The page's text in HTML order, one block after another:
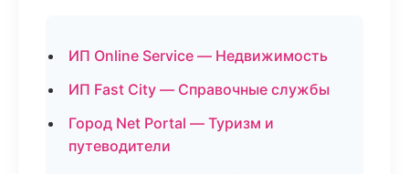
ИП Online Service — Недвижимость
ИП Fast City — Справочные службы
Город Net Portal — Туризм и
путеводители